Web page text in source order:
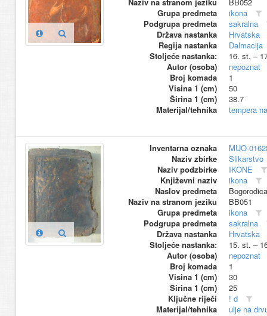
Grupa predmeta
ikona
Podgrupa predmeta
sakralna
Država nastanka
Hrvatska
Regija nastanka
Dalmacija
Stoljeće nastanka:
16. st. –
Autor (osoba)
nepoznat
Broj komada
1
Visina 1 (cm)
50
Širina 1 (cm)
38.7
Materijal/tehnika
tempera
Inventarna oznaka
MUO-
Naziv zbirke
Slikarstvo
Naziv podzbirke
IKONE
Književni naziv
ikona
Naslov predmeta
Naziv na stranom jeziku
BB051
Grupa predmeta
ikona
Podgrupa predmeta
sakralna
Država nastanka
Hrvatska
Stoljeće nastanka:
15. st. –
Autor (osoba)
nepoznat
Broj komada
1
Visina 1 (cm)
30
Širina 1 (cm)
25
Ključne riječi
! d
Materijal/tehnika
ulje na